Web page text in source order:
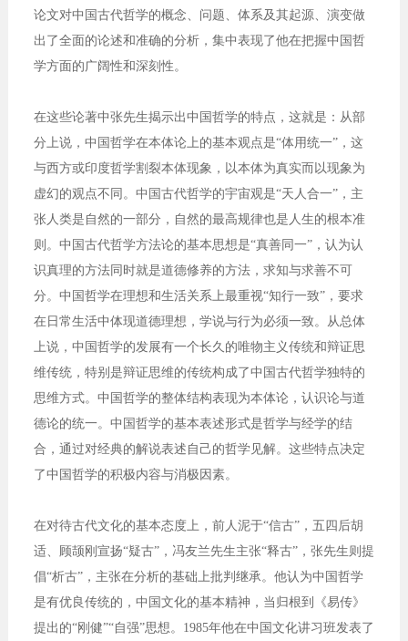
论文对中国古代哲学的概念、问题、体系及其起源、演变做
出了全面的论述和准确的分析，集中表现了他在把握中国哲
学方面的广阔性和深刻性。
在这些论著中张先生揭示出中国哲学的特点，这就是：从部
分上说，中国哲学在本体论上的基本观点是“体用统一”，这
与西方或印度哲学割裂本体现象，以本体为真实而以现象为
虚幻的观点不同。中国古代哲学的宇宙观是“天人合一”，主
张人类是自然的一部分，自然的最高规律也是人生的根本准
则。中国古代哲学方法论的基本思想是“真善同一”，认为认
识真理的方法同时就是道德修养的方法，求知与求善不可
分。中国哲学在理想和生活关系上最重视“知行一致”，要求
在日常生活中体现道德理想，学说与行为必须一致。从总体
上说，中国哲学的发展有一个长久的唯物主义传统和辩证思
维传统，特别是辩证思维的传统构成了中国古代哲学独特的
思维方式。中国哲学的整体结构表现为本体论，认识论与道
德论的统一。中国哲学的基本表述形式是哲学与经学的结
合，通过对经典的解说表述自己的哲学见解。这些特点决定
了中国哲学的积极内容与消极因素。
在对待古代文化的基本态度上，前人泥于“信古”，五四后胡
适、顾颉刚宣扬“疑古”，冯友兰先生主张“释古”，张先生则提
倡“析古”，主张在分析的基础上批判继承。他认为中国哲学
是有优良传统的，中国文化的基本精神，当归根到《易传》
提出的“刚健”“自强”思想。1985年他在中国文化讲习班发表了